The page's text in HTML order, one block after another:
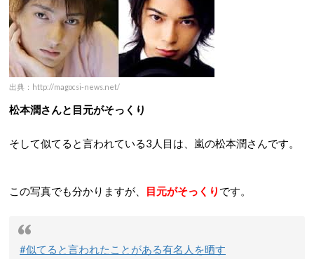
出典：http://magocsi-news.net/
松本潤さんと目元がそっくり
そして似てると言われている3人目は、嵐の松本潤さんです。
この写真でも分かりますが、 目元がそっくり です。
#似てると言われたことがある有名人を晒す